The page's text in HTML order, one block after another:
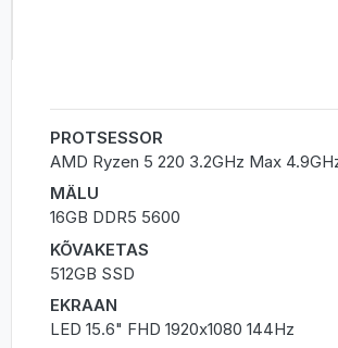
PROTSESSOR
AMD Ryzen 5 220 3.2GHz Max
MÄLU
16GB DDR5 5600
KÕVAKETAS
512GB SSD
EKRAAN
LED 15.6" FHD 1920x1080 144Hz